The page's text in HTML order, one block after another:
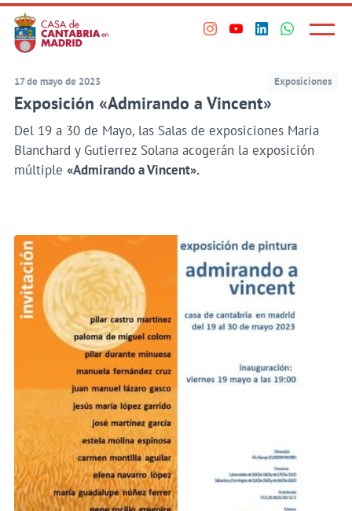
Saltar
al
contenido
principal
Visita
en
VisitaVisita
perfil
en
Visita
perfil
Principal
Menú
17 de mayo de 2023 Exposiciones
Exposición «Admirando a Vincent»
Del 19 a 30 de Mayo, las Salas de exposiciones Maria
Blanchard y Gutierrez Solana acogerán la exposición
múltiple «Admirando a Vincent».